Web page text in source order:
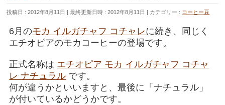
投稿日 : 2012年8月11日 最終更新日時 : 2012年8月11日 カテゴリー : コーヒー豆
6月のモカ イルガチャフ コチャレに続き、同じく
エチオピアのモカコーヒーの登場です。
正式名称は エチオピア モカ イルガチャフ コチャ
レ ナチュラル です。
何が違うかといいますと、最後に「ナチュラル」
が付いているかどうかです。